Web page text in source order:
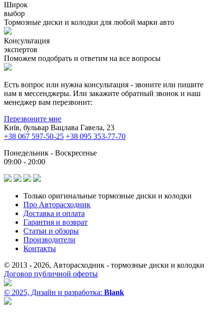
Широк
выбор
Тормозные диски и колодки для любой марки авто
Консультация
экспертов
Поможем подобрать и ответим на все вопросы
Есть вопрос или нужна консультация - звоните или пишите
нам в мессенджеры. Или закажите обратный звонок и наш
менеджер вам перезвонит:
Перезвоните мне
Київ, бульвар Вацлава Гавела, 23
+38 067 597-50-25 +38 095 353-77-70
Понедельник - Воскресенье
09:00 - 20:00
Только оригинальные тормозные диски и колодки
Про Авторасходник
Доставка и оплата
Гарантия и возврат
Статьи и обзоры
Производители
Контакты
© 2013 - 2026, Авторасходник - тормозные диски и колодки
Договор публичной оферты
© 2025, Дизайн и разработка: Blank